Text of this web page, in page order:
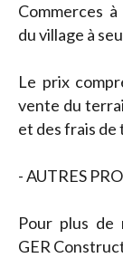
Commerces
du village à
Le prix
vente du
et des frais
- AUTRES
Pour plus de
GER